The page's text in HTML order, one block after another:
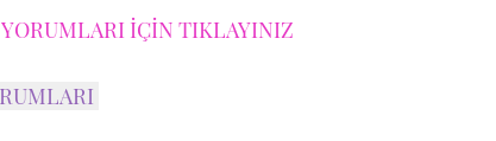
İÇİN TIKLAYINIZ